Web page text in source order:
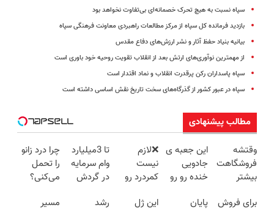
سپاه نسبت به هیچ تحرک خصمانه‌ای بی‌تفاوت نخواهد بود
بازدید فرمانده کل سپاه از مرکز مطالعات راهبردی معاونت فرهنگی سپاه
بیانیه بنیاد حفظ آثار و نشر ارزش‌های دفاع مقدس
از مهمترین نوآوری‌های ارتش بعد از انقلاب تقویت روحیه خود باوری است
سپاه پاسداران رکن پرقدرت انقلاب و نماد اقتدار است
سپاه در عبور کشور از گذرگاه‌های سخت تاریخ نقش اساسی داشته است
مطالب پیشنهادی
وقتشه
فروشگاهت
بیشتر
همین الان
این جعبه ی
جادویی
خنده رو رو
میکنه
❌لازم
نیست
کمردرد رو
کنی❌
تا 3میلیارد
وام سرمایه
در گردش
=>
چرا درد زانو
را تحمل
می‌کنی؟
درمنزل
برای فروش
پایان
این ژل
رشد
مسیر